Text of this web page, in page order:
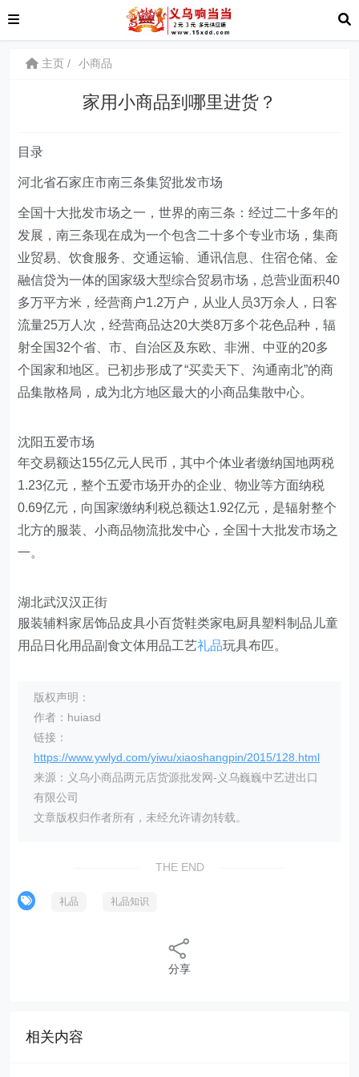
主页 小商品
家用小商品到哪里进货？
目录
河北省石家庄市南三条集贸批发市场
全国十大批发市场之一，世界的南三条：经过二十多年的
发展，南三条现在成为一个包含二十多个专业市场，集商
业贸易、饮食服务、交通运输、通讯信息、住宿仓储、金
融信贷为一体的国家级大型综合贸易市场，总营业面积40
多万平方米，经营商户1.2万户，从业人员3万余人，日客
流量25万人次，经营商品达20大类8万多个花色品种，辐
射全国32个省、市、自治区及东欧、非洲、中亚的20多
个国家和地区。已初步形成了“买卖天下、沟通南北”的商
品集散格局，成为北方地区最大的小商品集散中心。
沈阳五爱市场
年交易额达155亿元人民币，其中个体业者缴纳国地两税
1.23亿元，整个五爱市场开办的企业、物业等方面纳税
0.69亿元，向国家缴纳利税总额达1.92亿元，是辐射整个
北方的服装、小商品物流批发中心，全国十大批发市场之
一。
湖北武汉汉正街
服装辅料家居饰品皮具小百货鞋类家电厨具塑料制品儿童
用品日化用品副食文体用品工艺礼品玩具布匹。
版权声明：
作者：huiasd
链接：
https://www.ywlyd.com/yiwu/xiaoshangpin/2015/128.html
来源：义乌小商品两元店货源批发网-义乌巍巍中艺进出口
有限公司
文章版权归作者所有，未经允许请勿转载。
THE END
礼品 礼品知识
分享
相关内容